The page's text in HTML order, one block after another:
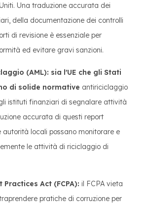
Una traduzione accurata dei
della documentazione dei controlli
di revisione è essenziale per
ed evitare gravi sanzioni.
(AML): sia l'UE che gli Stati
di solide normative antiriciclaggio
istituti finanziari di segnalare attività
accurata di questi report
autorità locali possano monitorare e
le attività di riciclaggio di
Act (FCPA): il FCPA vieta
pratiche di corruzione per